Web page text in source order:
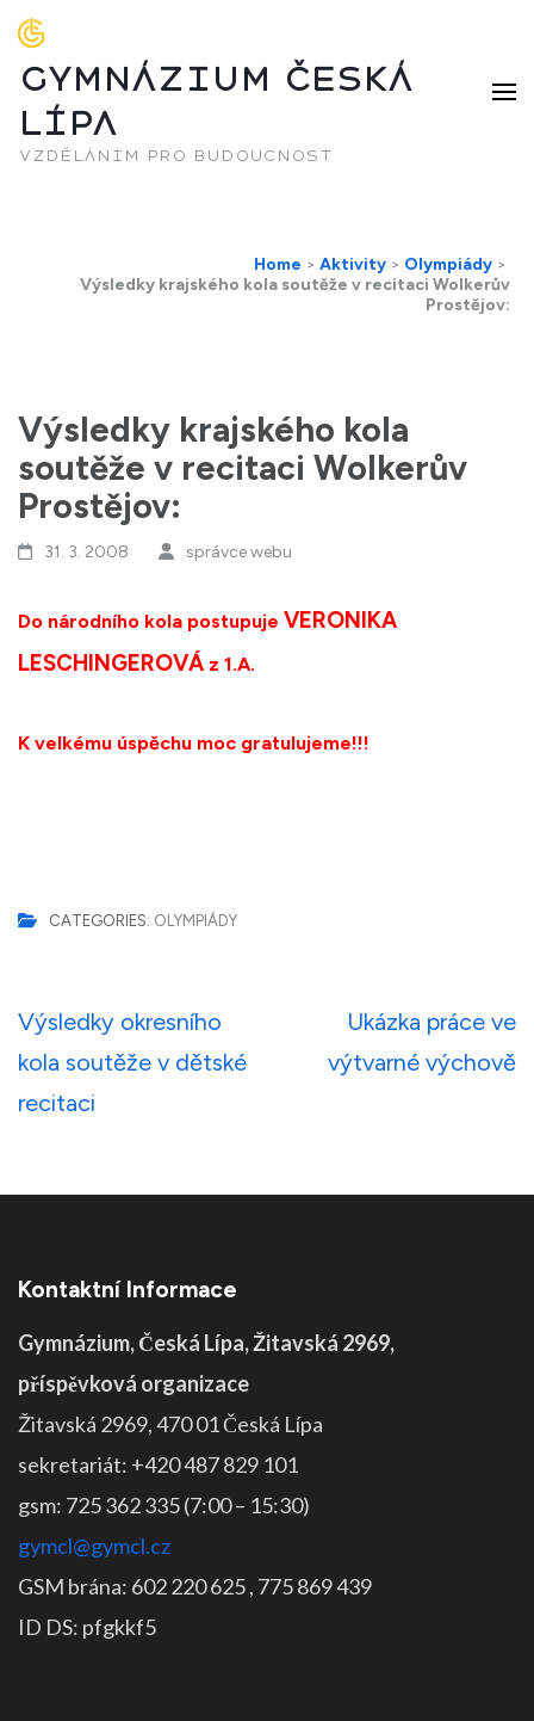
GYMNÁZIUM ČESKÁ
LÍPA
vzděláním pro budoucnost
Home > Aktivity > Olympiády >
Výsledky krajského kola soutěže v recitaci Wolkerův
Prostějov:
Výsledky krajského kola
soutěže v recitaci Wolkerův
Prostějov:
31. 3. 2008 správce webu
Do národního kola postupuje VERONIKA
LESCHINGEROVÁ z 1.A.
K velkému úspěchu moc gratulujeme!!!
CATEGORIES: OLYMPIÁDY
Navigace
pro
příspěvek
Výsledky okresního
kola soutěže v dětské
recitaci
Ukázka práce ve
výtvarné výchově
Kontaktní Informace
Gymnázium, Česká Lípa, Žitavská 2969,
příspěvková organizace
Žitavská 2969, 470 01 Česká Lípa
sekretariát: +420 487 829 101
gsm: 725 362 335 (7:00 – 15:30)
gymcl@gymcl.cz
GSM brána: 602 220 625 , 775 869 439
ID DS: pfgkkf5